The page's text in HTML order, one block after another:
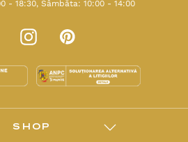
- 18:30, Sâmbăta: 10:00 - 14:00
SHOP